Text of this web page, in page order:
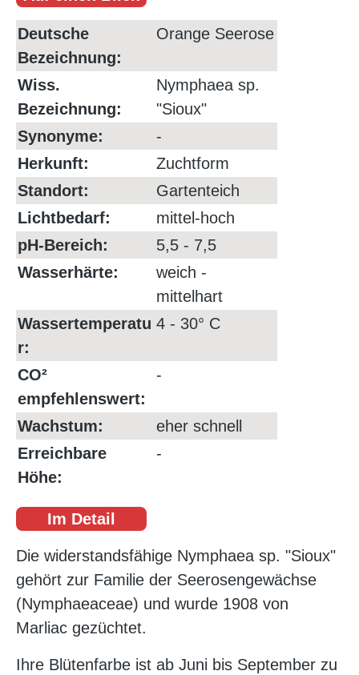
Deutsche
Bezeichnung:
Orange Seerose
Wiss.
Bezeichnung:
Nymphaea sp.
"Sioux"
Synonyme:
-
Herkunft:
Zuchtform
Standort:
Gartenteich
Lichtbedarf:
mittel-hoch
pH-Bereich:
5,5 - 7,5
Wasserhärte:
weich -
mittelhart
Wassertemperatu
r:
4 - 30° C
CO²
empfehlenswert:
-
Wachstum:
eher schnell
Erreichbare
Höhe:
-
Im Detail
Die widerstandsfähige Nymphaea sp. "Sioux"
gehört zur Familie der Seerosengewächse
(Nymphaeaceae) und wurde 1908 von
Marliac gezüchtet.
Ihre Blütenfarbe ist ab Juni bis September zu